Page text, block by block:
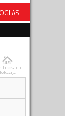
lokacija